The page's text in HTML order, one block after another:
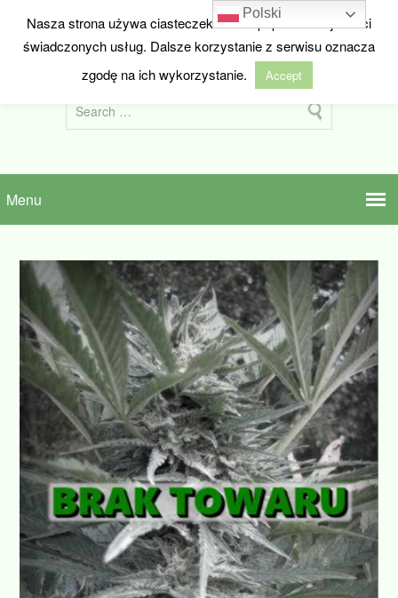
HIDEANDSEED.NL
Nasiona marihuany z Holandii
Nasza strona używa ciasteczek w celu poprawienia jakości
świadczonych usług. Dalsze korzystanie z serwisu oznacza
zgodę na ich wykorzystanie.
Accept
Polski